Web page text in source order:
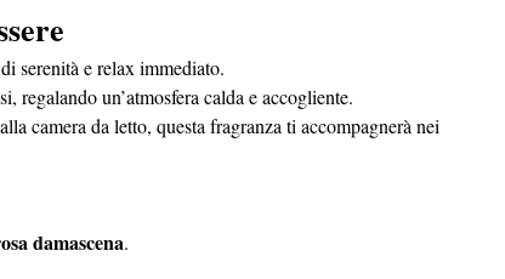
serenità e relax immediato.
regalando un’atmosfera calda e accogliente.
camera da letto, questa fragranza ti accompagnerà nei
damascena.